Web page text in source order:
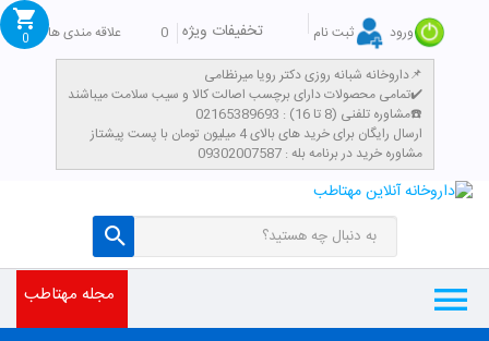
ورود ثبت نام تخفیفات ویژه 0
علاقه مندی ها
داروخانه شبانه روزی دکتر رویا میرنظامی📌
تمامی محصولات دارای برچسب اصالت کالا و سیب سلامت میباشند✔️
مشاوره تلفنی (8 تا 16) : 02165389693☎️
​ارسال رایگان برای خرید های بالای 4 میلیون تومان با پست پیشتاز
مشاوره خرید در برنامه بله : 09302007587
0
مجله مهتاطب